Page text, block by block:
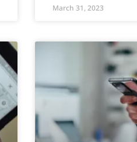
March 31, 2023